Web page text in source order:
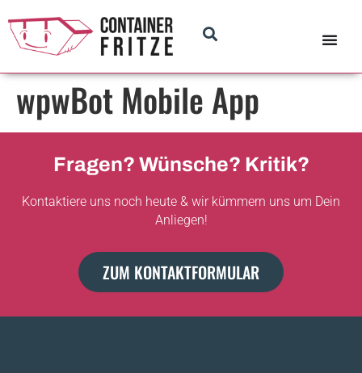
wpwBot Mobile App
Fragen? Wünsche? Kritik?
Kontaktiere uns noch heute & wir kümmern uns um Dein
Anliegen!
ZUM KONTAKTFORMULAR